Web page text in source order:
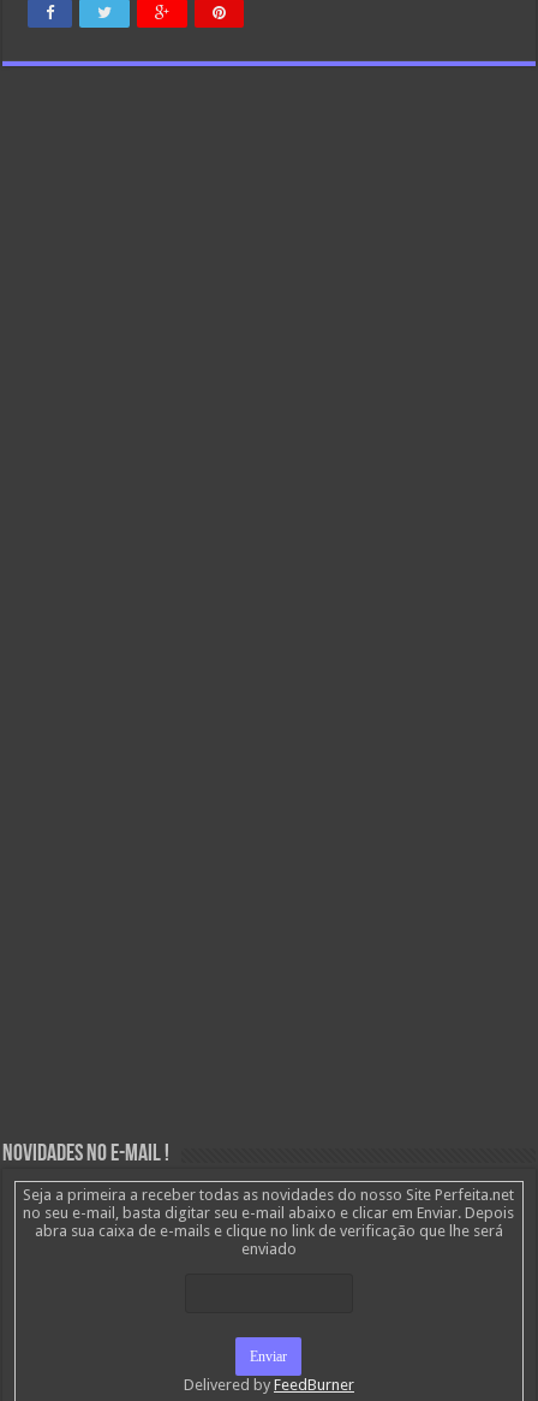
Novidades no E-mail !
Seja a primeira a receber todas as novidades do nosso Site Perfeita.net
no seu e-mail, basta digitar seu e-mail abaixo e clicar em Enviar. Depois
abra sua caixa de e-mails e clique no link de verificação que lhe será
enviado
Delivered by FeedBurner